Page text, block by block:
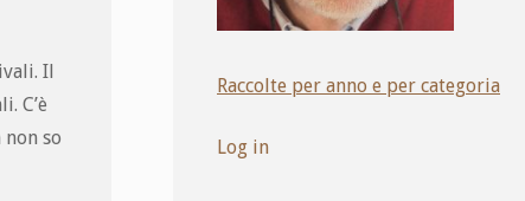
Il
C’è
so
Raccolte per anno e per categoria
Log in